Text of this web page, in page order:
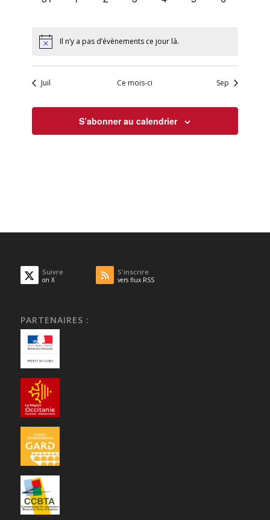
Il n’y a pas d’évènements ce jour là.
Juil Ce mois-ci Sep
S’abonner au calendrier
Suivre
on X
S'inscrire
vers flux RSS
PARTENAIRES :